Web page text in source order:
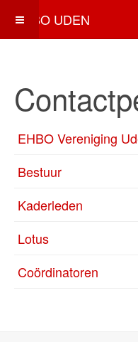
EHBO UDEN
EHBO Vereniging
Bestuur
Kaderleden
Lotus
Coördinatoren